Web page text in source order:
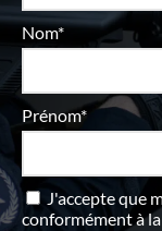
Nom*
Prénom*
J'accepte que
conformément à